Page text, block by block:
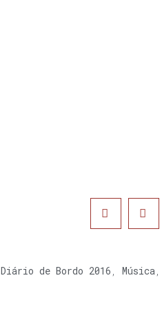
Diário de Bordo 2016 , Música,